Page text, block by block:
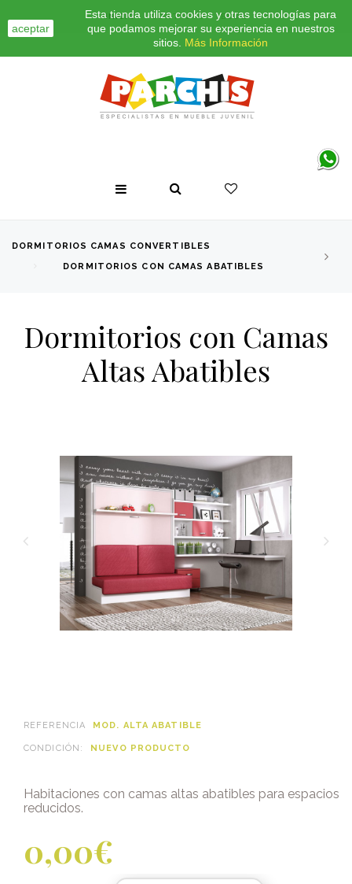
aceptar
Esta tienda utiliza cookies y otras tecnologías para
que podamos mejorar su experiencia en nuestros
sitios. Más Información
INICIO CONTACTO BLOG
DORMITORIOS CAMAS CONVERTIBLES
DORMITORIOS CON CAMAS ABATIBLES
REFERENCIA MOD. ALTA ABATIBLE
CONDICIÓN: NUEVO PRODUCTO
Dormitorios con Camas
Altas Abatibles
Habitaciones con camas altas abatibles para espacios
reducidos.
0,00€